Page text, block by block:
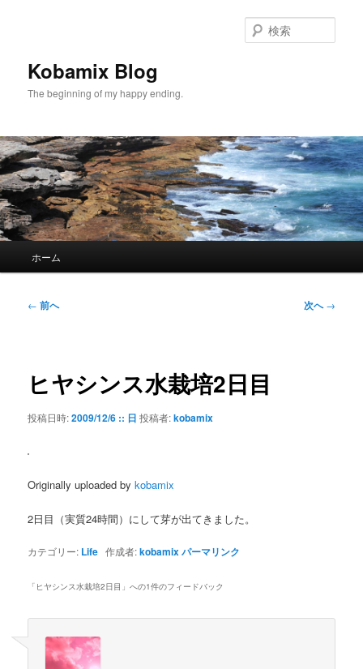
へ
移
動
Kobamix Blog
The beginning of my happy ending.
索
ホーム
投
ー
ョ
← 前へ 次へ→
ヒヤシンス水栽培2日目
投稿日時:2009/12/6 :: 日 投稿者:kobamix
Originally uploaded bykobamix
2日目（実質24時間）にして芽が出てきました。
カテゴリー: Life 作成者:kobamixパーマリンク
「 ヒヤシンス水栽培2日目 」への1件のフィードバック